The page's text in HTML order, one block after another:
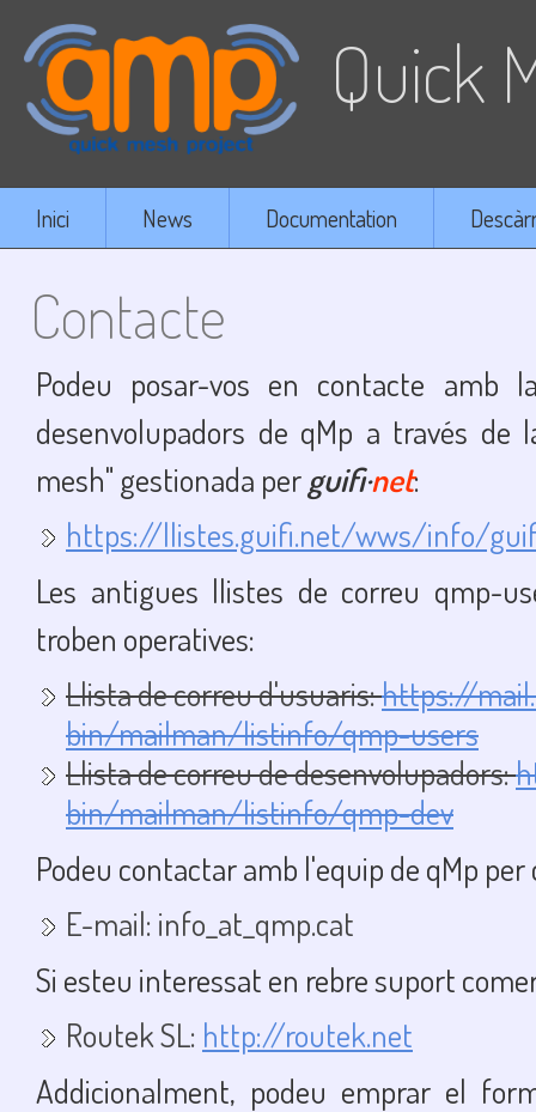
Quick
Inici News Documentation
Contacte
Podeu posar-vos en contacte amb
desenvolupadors de qMp a través
mesh" gestionada per guifi·net:
https://llistes.guifi.net/wws/info/
Les antigues llistes de correu qmp-
troben operatives:
Llista de correu d'usuaris:https://
bin/mailman/listinfo/qmp-users
Llista de correu de desenvolupadors:
bin/mailman/listinfo/qmp-dev
Podeu contactar amb l'equip de qMp
E-mail: info_at_qmp.cat
Si esteu interessat en rebre suport
Routek SL: http://routek.net
Addicionalment, podeu emprar el